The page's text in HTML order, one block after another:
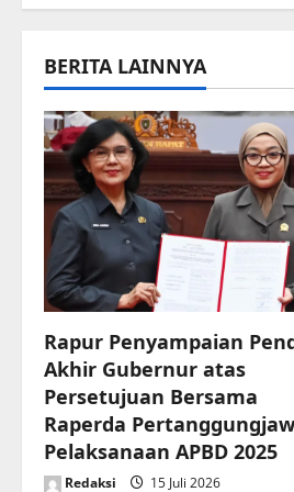
t
n
a
v
i
g
a
t
i
o
n
BERITA LAINNYA
Rapur Penyampaian
Akhir Gubernur atas
Persetujuan Bersama
Raperda
Pelaksanaan APBD 2025
Redaksi 15 Juli 2026